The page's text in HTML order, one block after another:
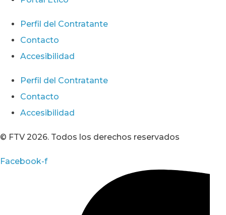
Perfil del Contratante
Contacto
Accesibilidad
Perfil del Contratante
Contacto
Accesibilidad
© FTV 2026. Todos los derechos reservados
Facebook-f